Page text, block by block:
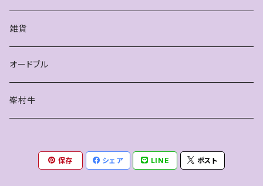
雑貨
オードブル
峯村牛
保存 シェア LINE ポスト